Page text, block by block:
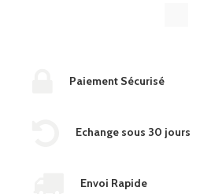
Paiement Sécurisé
Echange sous 30 jours
Envoi Rapide